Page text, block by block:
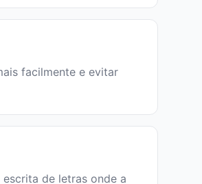
facilmente e evitar
de letras onde a